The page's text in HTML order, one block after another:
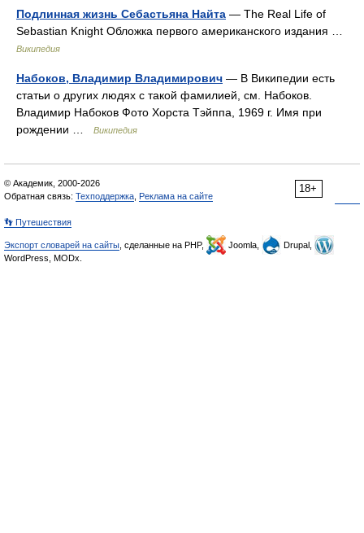
Подлинная жизнь Себастьяна Найта — The Real Life of
Sebastian Knight Обложка первого американского издания …
Википедия
Набоков, Владимир Владимирович — В Википедии есть
статьи о других людях с такой фамилией, см. Набоков.
Владимир Набоков Фото Хорста Тэйппа, 1969 г. Имя при
рождении …
Википедия
18+
© Академик, 2000-2026
Обратная связь: Техподдержка Реклама на сайте
👣 Путешествия
Экспорт словарей на сайты , сделанные на PHP, Joomla,
Drupal,
WordPress, MODx.